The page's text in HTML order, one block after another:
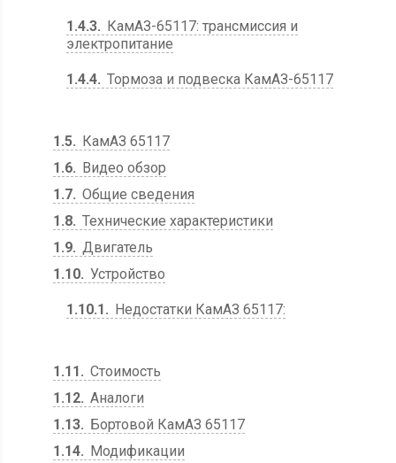
1.4.3
КамАЗ-65117: трансмиссия и
электропитание
1.4.4 Тормоза и подвеска КамАЗ-65117
1.5
КамАЗ 65117
1.6
Видео обзор
1.7 Общие сведения
1.8 Технические характеристики
1.9 Двигатель
1.10 Устройство
1.10.1 Недостатки КамАЗ 65117:
1.11
Стоимость
1.12 Аналоги
1.13
Бортовой КамАЗ 65117
1.14
Модификации